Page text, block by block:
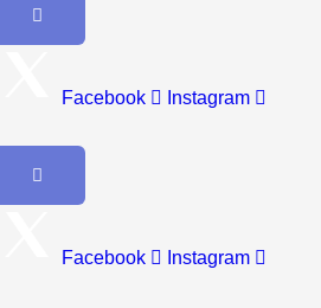
Facebook Instagram
Facebook Instagram